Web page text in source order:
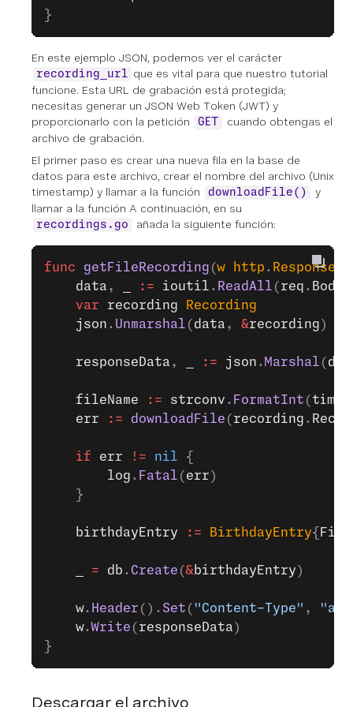
}
En este ejemplo JSON, podemos ver el carácter
recording_url que es vital para que nuestro tutorial
funcione. Esta URL de grabación está protegida;
necesitas generar un JSON Web Token (JWT) y
proporcionarlo con la petición
GET
cuando obtengas el
archivo de grabación.
El primer paso es crear una nueva fila en la base de
datos para este archivo, crear el nombre del archivo (Unix
timestamp) y llamar a la función
downloadFile()
y
llamar a la función A continuación, en su
recordings.go añada la siguiente función:
func getFileRecording (w http .
	data
, := ioutil . ReadAll ( req . Body
	var
recording Recording
	json
. Unmarshal ( data , &recording )
	responseData
, := json . Marshal (
	fileName
:= strconv . FormatInt (time
	err
:= downloadFile ( recording .
	if
err != nil {
		log
. Fatal ( err )
	}
	birthdayEntry
:= BirthdayEntry{
= db .Create (&birthdayEntry )
	w
. Header (). Set ( "Content-Type" ,
	w
.Write ( responseData )
}
Descargar el archivo